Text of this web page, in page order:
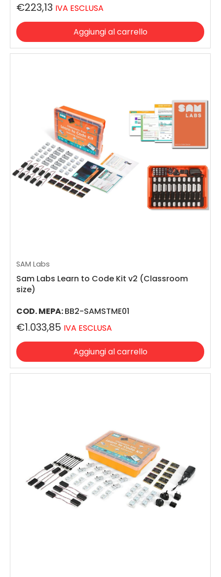
€223,13 IVA ESCLUSA
Aggiungi al carrello
SAM Labs
Sam Labs Learn to Code Kit v2 (Classroom
size)
COD. MEPA:BB2-SAMSTME01
€1.033,85 IVA ESCLUSA
Aggiungi al carrello